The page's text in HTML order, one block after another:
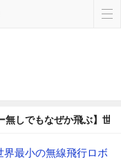
無しでもなぜか飛ぶ】世
界最小の無線飛行ロボ